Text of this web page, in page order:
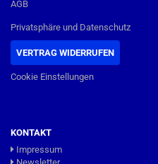
AGB
Privatsphäre und Datenschutz
VERTRAG WIDERRUFEN
Cookie Einstellungen
KONTAKT
Impressum